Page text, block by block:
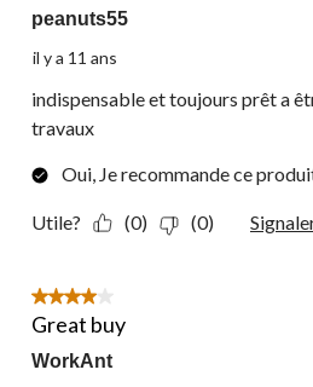
peanuts55
il y a 11 ans
indispensable et toujours prêt a
travaux
Oui, Je recommande ce
Utile? (0) (0)
4 étoile(s) sur 5.
Great buy
WorkAnt